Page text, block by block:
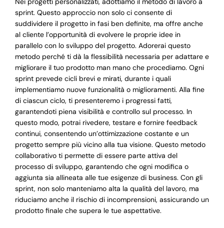
sprint. Questo approccio non solo ci consente di
suddividere il progetto in fasi ben definite, ma offre anche
al cliente l’opportunità di evolvere le proprie idee in
parallelo con lo sviluppo del progetto. Adorerai questo
metodo perché ti dà la flessibilità necessaria per adattare e
migliorare il tuo prodotto man mano che procediamo. Ogni
sprint prevede cicli brevi e mirati, durante i quali
implementiamo nuove funzionalità o miglioramenti. Alla fine
di ciascun ciclo, ti presenteremo i progressi fatti,
garantendoti piena visibilità e controllo sul processo. In
questo modo, potrai rivedere, testare e fornire feedback
continui, consentendo un’ottimizzazione costante e un
progetto sempre più vicino alla tua visione. Questo metodo
collaborativo ti permette di essere parte attiva del
processo di sviluppo, garantendo che ogni modifica o
aggiunta sia allineata alle tue esigenze di business. Con gli
sprint, non solo manteniamo alta la qualità del lavoro, ma
riduciamo anche il rischio di incomprensioni, assicurando un
prodotto finale che supera le tue aspettative.